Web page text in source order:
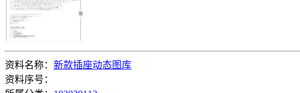
资料名称： 新款插座动态图库
资料序号：